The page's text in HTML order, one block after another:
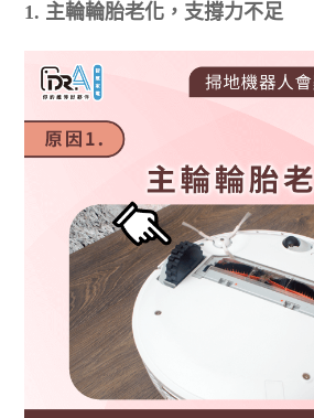
1. 主輪輪胎老化，支撐力不足